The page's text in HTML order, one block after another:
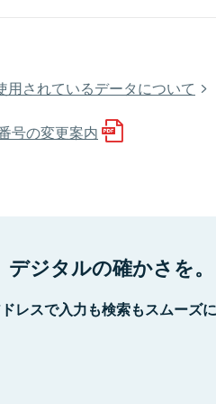
用されているデータについて
号の変更案内
デジタルの確かさを。
レスで入力も検索もスムーズ